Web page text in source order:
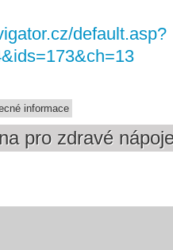
default.asp?
informace
pro zdravé